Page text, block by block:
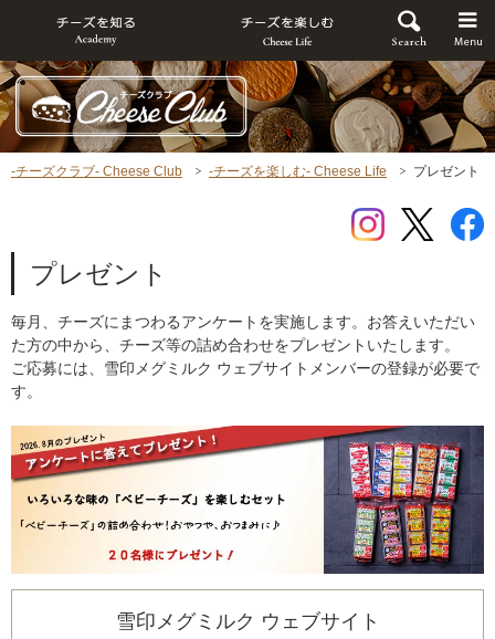
-チーズクラブ- Cheese Club -チーズを楽しむ- Cheese Life プレゼント
プレゼント
毎月、チーズにまつわるアンケートを実施します。お答えいただい
た方の中から、チーズ等の詰め合わせをプレゼントいたします。
ご応募には、雪印メグミルク ウェブサイトメンバーの登録が必要で
す。
雪印メグミルク ウェブサイト